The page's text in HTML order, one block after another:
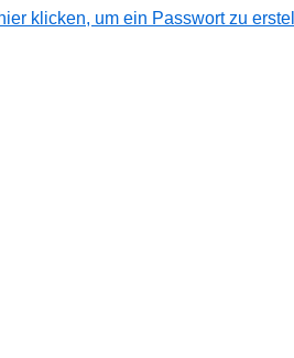
klicken, um ein Passwort zu